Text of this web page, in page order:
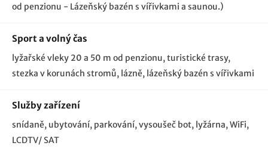
Sport a volný čas
lyžařské vleky 20 a 50 m od penzionu, turistické trasy,
stezka v korunách stromů, lázně, lázeňský bazén s vířivkami
od penzionu - Lázeňský bazén s vířivkami a saunou.)
Služby zařízení
snídaně, ubytování, parkování, vysoušeč bot, lyžárna, WiFi,
LCDTV/ SAT